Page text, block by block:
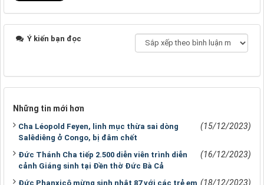
Ý kiến bạn đọc
Những tin mới hơn
Cha Léopold Feyen, linh mục thừa sai dòng
Salêdiêng ở Congo, bị đâm chết
(15/12/2023)
Đức Thánh Cha tiếp 2.500 diễn viên trình diễn
cảnh Giáng sinh tại Đền thờ Đức Bà Cả
(16/12/2023)
Đức Phanxicô mừng sinh nhật 87 với các trẻ em (18/12/2023)